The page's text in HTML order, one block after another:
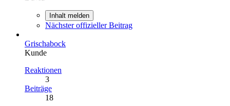
Inhalt melden
Nächster offizieller Beitrag
Grischabock
Kunde
Reaktionen
3
Beiträge
18